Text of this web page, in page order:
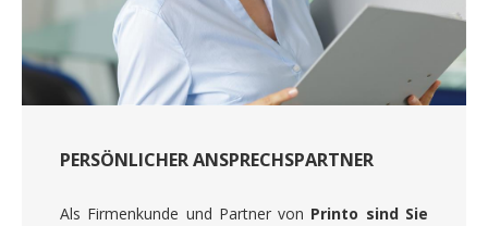
PERSÖNLICHER ANSPRECHSPARTNER
Als Firmenkunde und Partner von Printo sind Sie